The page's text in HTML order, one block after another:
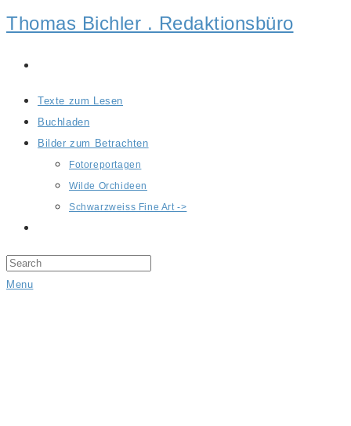
Thomas Bichler . Redaktionsbüro
Texte zum Lesen
Buchladen
Bilder zum Betrachten
Fotoreportagen
Wilde Orchideen
Schwarzweiss Fine Art ->
Menu